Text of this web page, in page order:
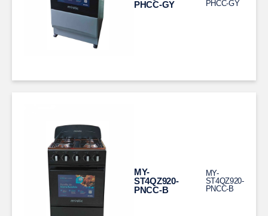
PHCC-GY
PHCC-GY
MY-
ST4QZ920-
PNCC-B
MY-
ST4QZ920-
PNCC-B